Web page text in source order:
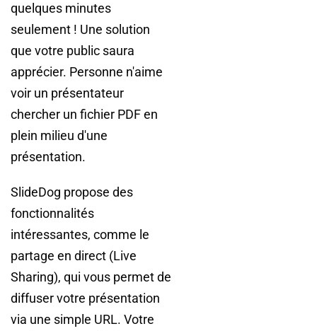
quelques minutes
seulement ! Une solution
que votre public saura
apprécier. Personne n'aime
voir un présentateur
chercher un fichier PDF en
plein milieu d'une
présentation.
SlideDog propose des
fonctionnalités
intéressantes, comme le
partage en direct (Live
Sharing), qui vous permet de
diffuser votre présentation
via une simple URL. Votre